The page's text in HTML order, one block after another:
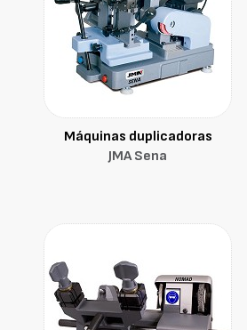
Máquinas duplicadoras
JMA Sena